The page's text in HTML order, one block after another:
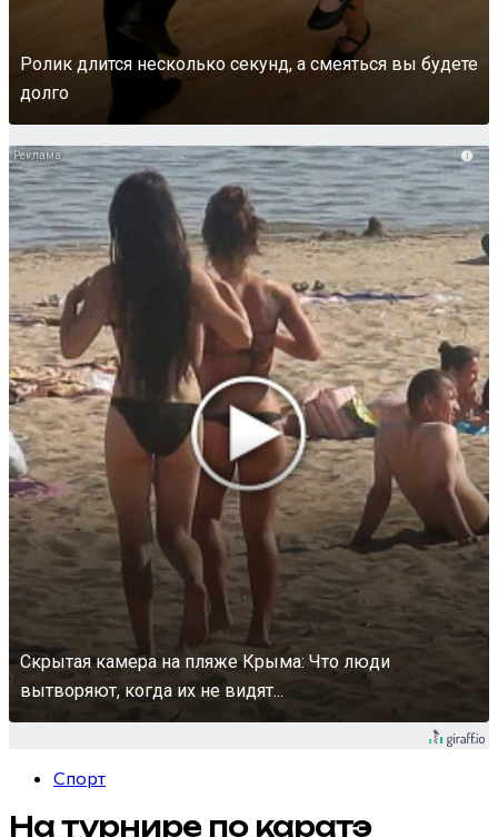
Ролик длится несколько секунд, а смеяться вы будете
долго
i
Скрытая камера на пляже Крыма: Что люди
вытворяют, когда их не видят...
Спорт
На турнире по каратэ